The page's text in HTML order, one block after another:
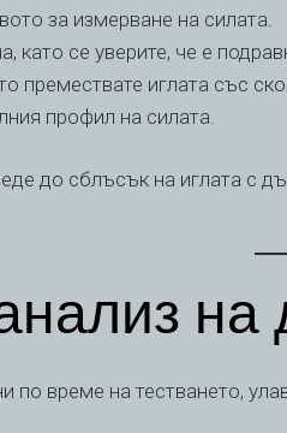
за измерване на силата.
като се уверите, че е
премествате иглата със
профил на силата.
до сблъсък на иглата с
на
по време на тестването,